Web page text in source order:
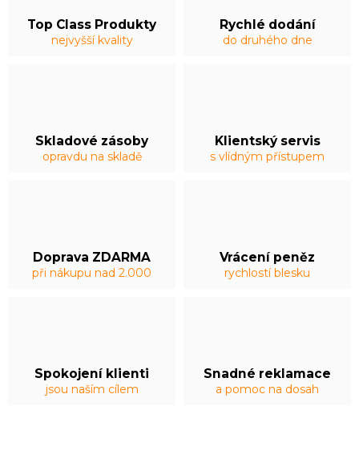
Top Class Produkty
nejvyšší kvality
Rychlé dodání
do druhého dne
Skladové zásoby
opravdu na skladě
Klientský servis
s vlídným přístupem
Doprava ZDARMA
při nákupu nad 2.000
Vrácení peněz
rychlostí blesku
Spokojení klienti
jsou naším cílem
Snadné reklamace
a pomoc na dosah